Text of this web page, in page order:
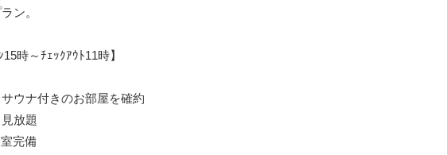
ン。
15時～ﾁｪｯｸｱｳﾄ11時】
ウナ付きのお部屋を確約
放題
完備